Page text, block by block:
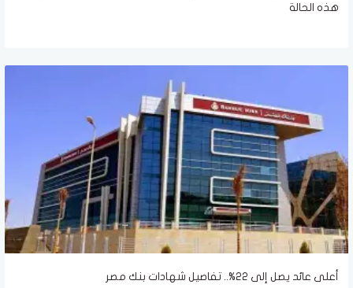
هذه الحالة
أعلى عائد يصل إلى 22%.. تفاصيل شهادات بنك مصر